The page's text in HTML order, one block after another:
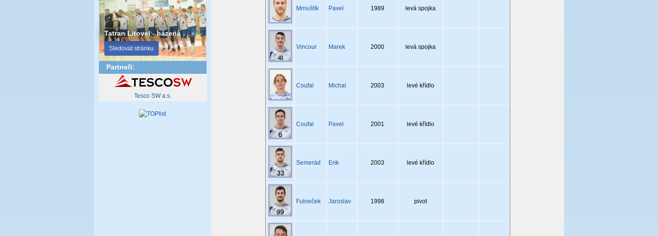
Mrnuštík Pavel 1989 levá spojka
Vincour Marek 2000 levá spojka
Coufal Michal 2003 levé křídlo
Coufal Pavel 2001 levé křídlo
Semerád Erik 2003 levé křídlo
Fulneček Jaroslav 1998 pivot
Tatran Litovel - házená
Sledovat stránku
Partneři:
Tesco SW a.s.